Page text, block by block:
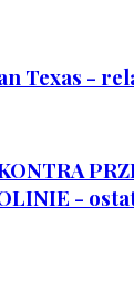
Texas -
-